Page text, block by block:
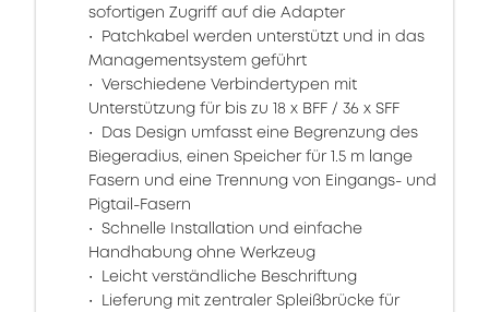
sofortigen Zugriff auf die Adapter
Patchkabel werden unterstützt und in das
Managementsystem geführt
Verschiedene Verbindertypen mit
Unterstützung für bis zu 18 x BFF / 36 x SFF
Das Design umfasst eine Begrenzung des
Biegeradius, einen Speicher für 1.5 m lange
Fasern und eine Trennung von Eingangs- und
Pigtail-Fasern
Schnelle Installation und einfache
Handhabung ohne Werkzeug
Leicht verständliche Beschriftung
Lieferung mit zentraler Spleißbrücke für